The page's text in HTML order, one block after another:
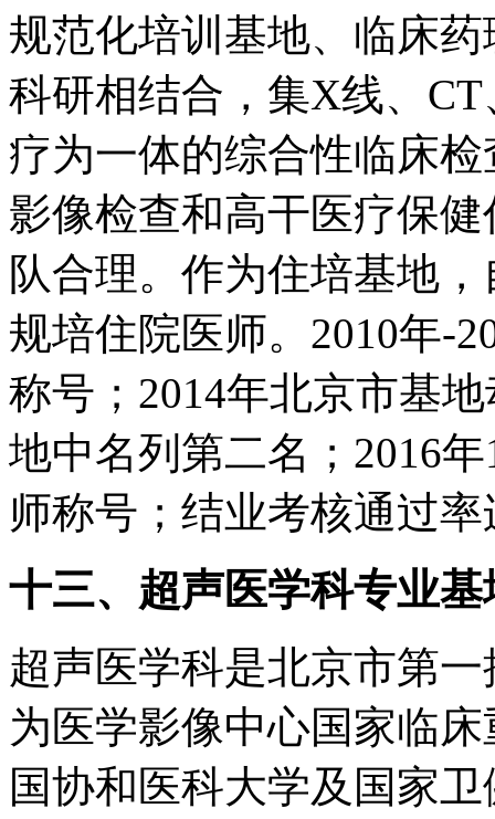
规范化培训基地、临床
科研相结合，集X线、
疗为一体的综合性临床
影像检查和高干医疗保
队合理。作为住培基地
规培住院医师。2010年-
称号；2014年北京市基
地中名列第二名；2016
师称号；结业考核通过率
十三、超声医学科专业基
超声医学科是北京市第
为医学影像中心国家临
国协和医科大学及国家